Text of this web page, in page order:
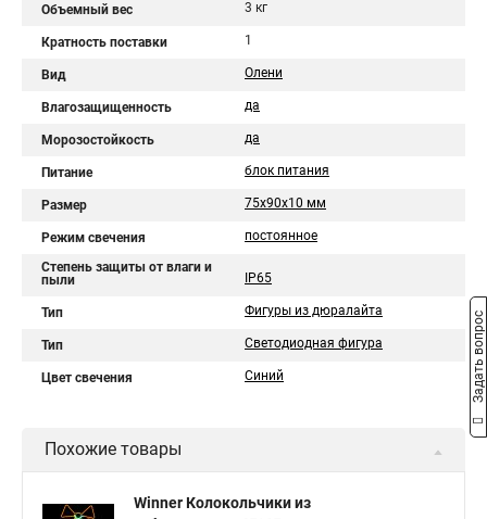
Объемный вес 3 кг
Кратность поставки 1
Вид Олени
Влагозащищенность да
Морозостойкость да
Питание блок питания
Размер 75x90x10 мм
Режим свечения постоянное
Степень защиты от влаги и
пыли
IP65
Тип Фигуры из дюралайта
Тип Светодиодная фигура
Цвет свечения Синий
Похожие товары
Winner Колокольчики из
Задать вопрос